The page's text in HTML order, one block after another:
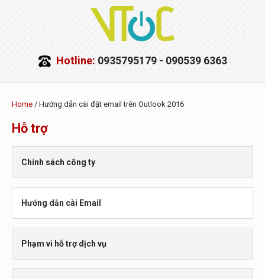
Hotline: 0935795179 - 090539 6363
Home / Hướng dẫn cài đặt email trên Outlook 2016
Hỗ trợ
Chính sách công ty
Hướng dẫn cài Email
Hướng dẫn sử dụng trên webmail
Phạm vi hỗ trợ dịch vụ